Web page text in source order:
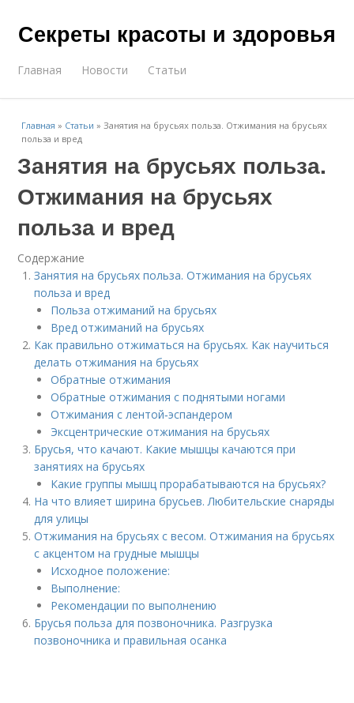
Секреты красоты и здоровья
Главная Новости Статьи
Главная » Статьи »Занятия на брусьях польза. Отжимания на брусьях
польза и вред
Занятия на брусьях польза.
Отжимания на брусьях
польза и вред
Содержание
Занятия на брусьях польза. Отжимания на брусьях
польза и вред
Польза отжиманий на брусьях
Вред отжиманий на брусьях
Как правильно отжиматься на брусьях. Как научиться
делать отжимания на брусьях
Обратные отжимания
Обратные отжимания с поднятыми ногами
Отжимания с лентой‑эспандером
Эксцентрические отжимания на брусьях
Брусья, что качают. Какие мышцы качаются при
занятиях на брусьях
Какие группы мышц прорабатываются на брусьях?
На что влияет ширина брусьев. Любительские снаряды
для улицы
Отжимания на брусьях с весом. Отжимания на брусьях
с акцентом на грудные мышцы
Исходное положение:
Выполнение:
Рекомендации по выполнению
Брусья польза для позвоночника. Разгрузка
позвоночника и правильная осанка